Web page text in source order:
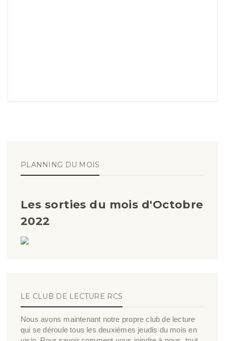
PLANNING DU MOIS
Les sorties du mois d'Octobre
2022
LE CLUB DE LECTURE RCS
Nous avons maintenant notre propre club de lecture
qui se déroule tous les deuxièmes jeudis du mois en